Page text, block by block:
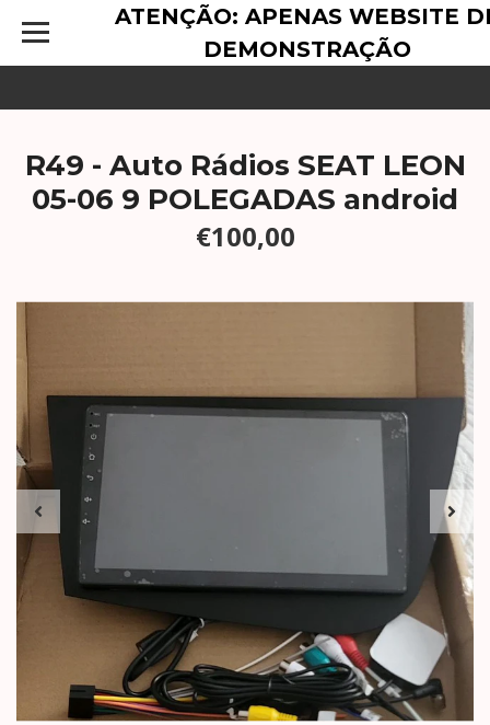
ATENÇÃO: APENAS WEBSITE
DEMONSTRAÇÃO
R49 - Auto Rádios SEAT LEON
05-06 9 POLEGADAS android
€100,00